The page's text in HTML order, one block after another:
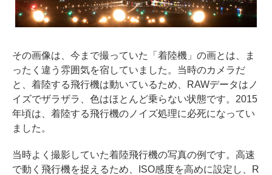
その画像は、今まで撮っていた「着陸機」の画とは、ま
ったく違う雰囲気を宿していました。当時のカメラだ
と、着陸する飛行機は動いているため、RAWデータはノ
イズでザラザラ、色はほとんど乗らない状態です。2015
年頃は、着陸する飛行機のノイズ処理に必死になってい
ました。
当時よく撮影していた着陸飛行機の写真の例です。高速
で動く飛行機を捉えるため、ISO感度を高めに設定し、R